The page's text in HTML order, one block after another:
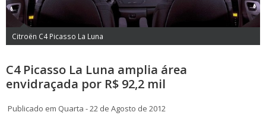
Citroën C4 Picasso La Luna
C4 Picasso La Luna amplia área
envidraçada por R$ 92,2 mil
Publicado em Quarta - 22 de Agosto de 2012